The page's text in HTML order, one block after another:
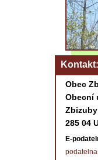
Kontakt
Obec
Obecní
285 04
E-